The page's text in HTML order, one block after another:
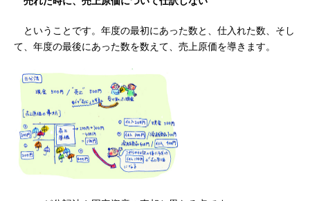
ということです。年度の最初にあった数と、仕入れた数、そし
て、年度の最後にあった数を数えて、売上原価を導きます。